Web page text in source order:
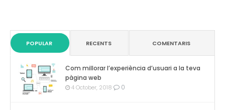
POPULAR RECENTS COMENTARIS
Com millorar l’experiència d’usuari a la teva
pàgina web
4 October, 2018 0